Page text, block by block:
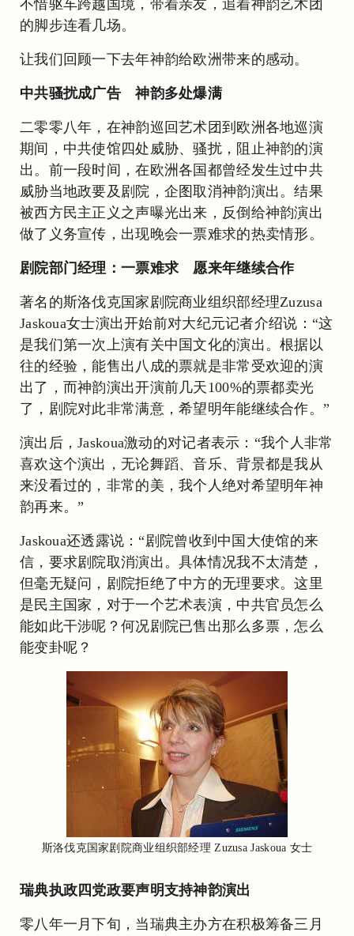
不惜驱车跨越国境，带着亲友，追着神韵艺术团
的脚步连看几场。
让我们回顾一下去年神韵给欧洲带来的感动。
中共骚扰成广告 神韵多处爆满
二零零八年，在神韵巡回艺术团到欧洲各地巡演
期间，中共使馆四处威胁、骚扰，阻止神韵的演
出。前一段时间，在欧洲各国都曾经发生过中共
威胁当地政要及剧院，企图取消神韵演出。结果
被西方民主正义之声曝光出来，反倒给神韵演出
做了义务宣传，出现晚会一票难求的热卖情形。
剧院部门经理：一票难求 愿来年继续合作
著名的斯洛伐克国家剧院商业组织部经理Zuzusa
Jaskoua女士演出开始前对大纪元记者介绍说：“这
是我们第一次上演有关中国文化的演出。根据以
往的经验，能售出八成的票就是非常受欢迎的演
出了，而神韵演出开演前几天100%的票都卖光
了，剧院对此非常满意，希望明年能继续合作。”
演出后，Jaskoua激动的对记者表示：“我个人非常
喜欢这个演出，无论舞蹈、音乐、背景都是我从
来没看过的，非常的美，我个人绝对希望明年神
韵再来。”
Jaskoua还透露说：“剧院曾收到中国大使馆的来
信，要求剧院取消演出。具体情况我不太清楚，
但毫无疑问，剧院拒绝了中方的无理要求。这里
是民主国家，对于一个艺术表演，中共官员怎么
能如此干涉呢？何况剧院已售出那么多票，怎么
能变卦呢？
斯洛伐克国家剧院商业组织部经理 Zuzusa Jaskoua 女士
瑞典执政四党政要声明支持神韵演出
零八年一月下旬，当瑞典主办方在积极筹备三月